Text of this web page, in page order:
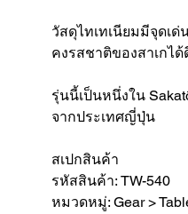
วัสดุไทเทเนียมมีจุดเ
คงรสชาติของสาเกไ
รุ่นนี้เป็นหนึ่งใน
จากประเทศญี่ปุ่น
สเปกสินค้า
รหัสสินค้า: TW-540
หมวดหมู่: Gear >